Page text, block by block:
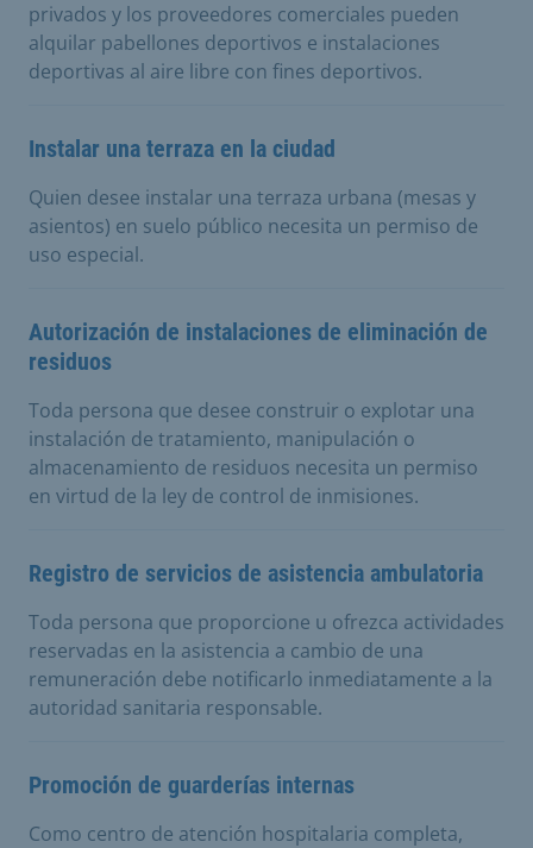
privados y los proveedores comerciales pueden
alquilar pabellones deportivos e instalaciones
deportivas al aire libre con fines deportivos.
Instalar una terraza en la ciudad
Quien desee instalar una terraza urbana (mesas y
asientos) en suelo público necesita un permiso de
uso especial.
Autorización de instalaciones de eliminación de
residuos
Toda persona que desee construir o explotar una
instalación de tratamiento, manipulación o
almacenamiento de residuos necesita un permiso
en virtud de la ley de control de inmisiones.
Registro de servicios de asistencia ambulatoria
Toda persona que proporcione u ofrezca actividades
reservadas en la asistencia a cambio de una
remuneración debe notificarlo inmediatamente a la
autoridad sanitaria responsable.
Promoción de guarderías internas
Como centro de atención hospitalaria completa,